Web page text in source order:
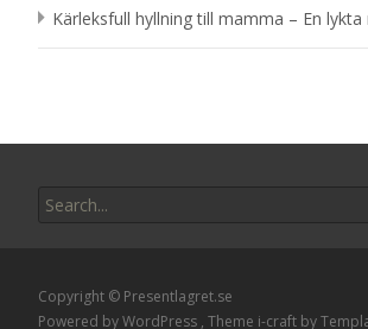
Kärleksfull hyllning till mamma – En
for:
Copyright © Presentlagret.se
Powered by WordPress , Theme i-craft by